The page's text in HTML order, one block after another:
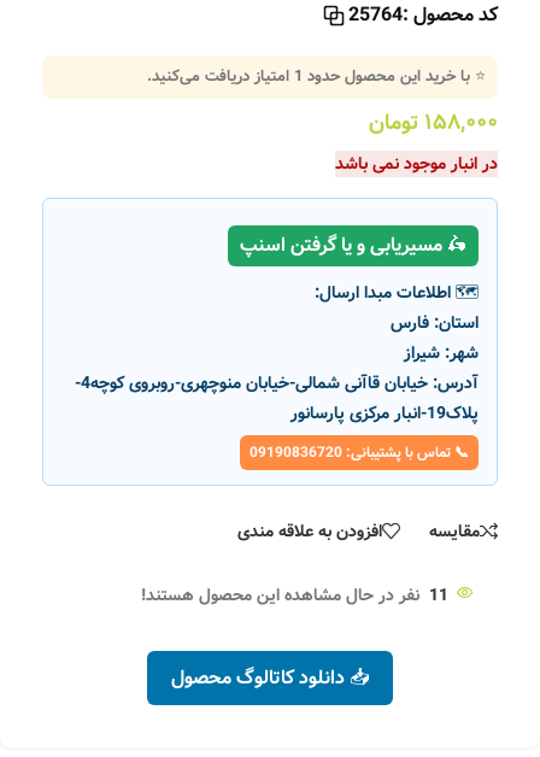
کد محصول :25764
⭐ با خرید این محصول حدود 1 امتیاز دریافت می‌کنید.
۱۵۸,۰۰۰ تومان
در انبار موجود نمی باشد
🛵 مسیریابی و یا گرفتن اسنپ
🗺️ اطلاعات مبدا ارسال:
استان: فارس
شهر: شیراز
آدرس:
خیابان قاآنی شمالی-خیابان منوچهری-روبروی کوچه4-
پلاک19-انبار مرکزی پارسانور
📞 تماس با پشتیبانی: 09190836720
مقایسه افزودن به علاقه مندی
11 نفر در حال مشاهده این محصول هستند!
📥 دانلود کاتالوگ محصول